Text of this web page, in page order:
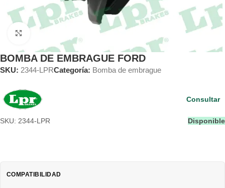
BOMBA DE EMBRAGUE FORD
SKU: 2344-LPRCategoría: Bomba de embrague
SKU: 2344-LPR Disponible
Consultar
COMPATIBILIDAD